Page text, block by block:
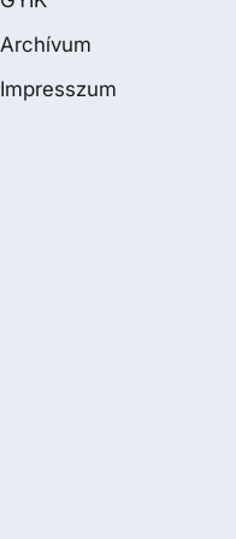
Archívum
Impresszum